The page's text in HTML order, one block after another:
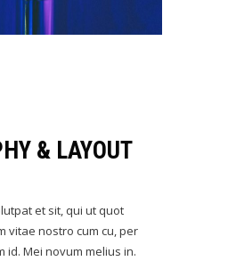
& LAYOUT
et sit, qui ut quot
vitae nostro cum cu, per
id. Mei novum melius in.